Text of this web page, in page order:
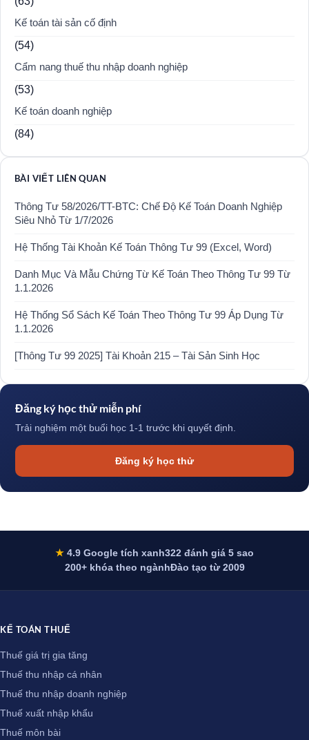
Kế toán tài sản cố định
(54)
Cẩm nang thuế thu nhập doanh nghiệp
(53)
Kế toán doanh nghiệp
(84)
BÀI VIẾT LIÊN QUAN
Thông Tư 58/2026/TT-BTC: Chế Độ Kế Toán Doanh Nghiệp
Siêu Nhỏ Từ 1/7/2026
Hệ Thống Tài Khoản Kế Toán Thông Tư 99 (Excel, Word)
Danh Mục Và Mẫu Chứng Từ Kế Toán Theo Thông Tư 99 Từ
1.1.2026
Hệ Thống Sổ Sách Kế Toán Theo Thông Tư 99 Áp Dụng Từ
1.1.2026
[Thông Tư 99 2025] Tài Khoản 215 – Tài Sản Sinh Học
Đăng ký học thử miễn phí
Trải nghiệm một buổi học 1-1 trước khi quyết định.
Đăng ký học thử
★ 4.9 Google tích xanh322 đánh giá 5 sao
200+ khóa theo ngànhĐào tạo từ 2009
KẾ TOÁN THUẾ
Thuế giá trị gia tăng
Thuế thu nhập cá nhân
Thuế thu nhập doanh nghiệp
Thuế xuất nhập khẩu
Thuế môn bài